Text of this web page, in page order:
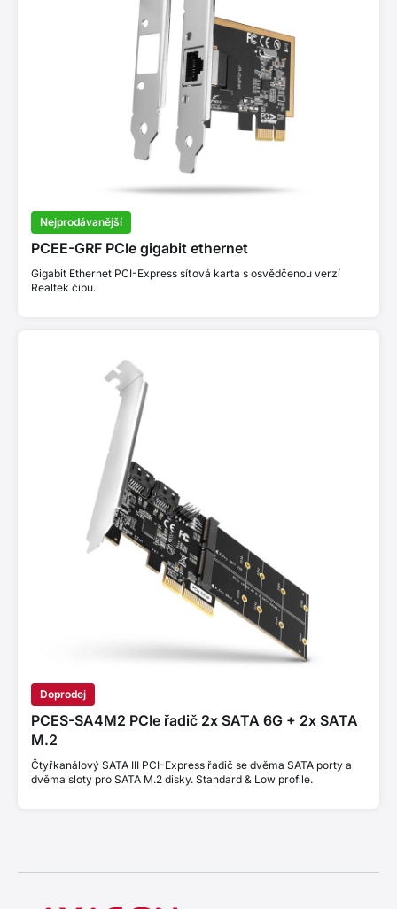
Nejprodávanější
PCEE-GRF PCIe gigabit ethernet
Gigabit Ethernet PCI-Express síťová karta s osvědčenou verzí
Realtek čipu.
Doprodej
PCES-SA4M2 PCIe řadič 2x SATA 6G + 2x SATA
M.2
Čtyřkanálový SATA III PCI-Express řadič se dvěma SATA porty a
dvěma sloty pro SATA M.2 disky. Standard & Low profile.